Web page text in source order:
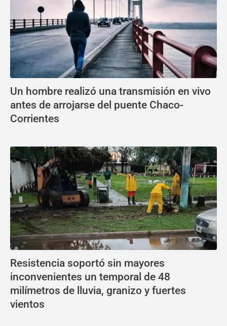
Un hombre realizó una transmisión en vivo
antes de arrojarse del puente Chaco-
Corrientes
Resistencia soportó sin mayores
inconvenientes un temporal de 48
milímetros de lluvia, granizo y fuertes
vientos